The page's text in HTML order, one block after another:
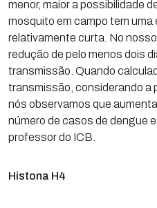
menor, maior a possibilidade
mosquito em campo tem uma
relativamente curta. No
redução de pelo menos dois
transmissão. Quando
transmissão, considerando a
nós observamos que
número de casos de dengue
professor do ICB.
Histona H4